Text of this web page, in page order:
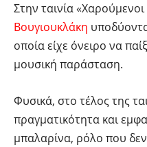
Στην ταινία
Βουγιουκλάκη
οποία είχε όνειρο να
μουσική παράσταση.
Φυσικά, στο τέλος της
πραγματικότητα και
μπαλαρίνα, ρόλο που